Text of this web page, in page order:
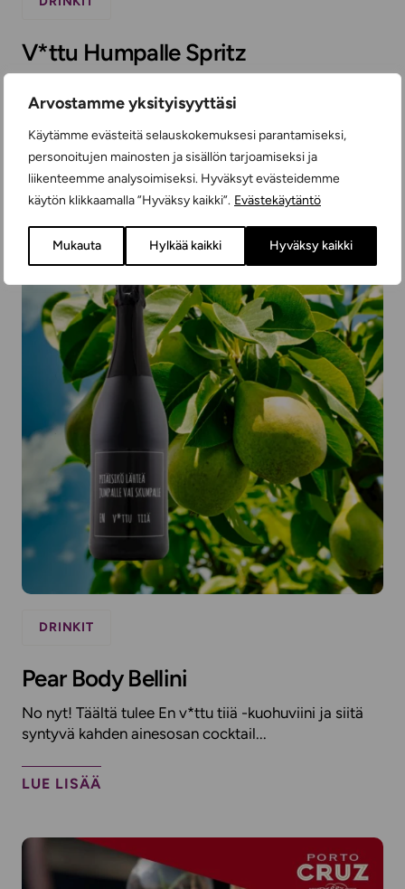
Arvostamme yksityisyyttäsi
Käytämme evästeitä selauskokemuksesi parantamiseksi,
personoitujen mainosten ja sisällön tarjoamiseksi ja
liikenteemme analysoimiseksi. Hyväksyt evästeidemme
käytön klikkaamalla ”Hyväksy kaikki”. Evästekäytäntö
Mukauta Hylkää kaikki Hyväksy kaikki
V*ttu Humpalle Spritz
meiltä sujuu. Nasevasti nimetty V*ttu Humpalle
Spritz...
LUE LISÄÄ
DRINKIT
Pear Body Bellini
No nyt! Täältä tulee En v*ttu tiiä -kuohuviini ja siitä
syntyvä kahden ainesosan cocktail...
LUE LISÄÄ